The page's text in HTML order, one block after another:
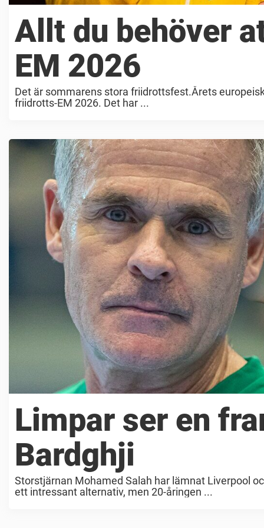
e
t
a
o
m
f
o
t
o
l
,
h
o
c
k
Allt du behöver
EM 2026
Det är sommarens stora friidrottsfest.Årets
friidrotts-EM 2026. Det har ...
Limpar ser en
Bardghji
Storstjärnan Mohamed Salah har lämnat Liverpool
ett intressant alternativ, men 20-åringen ...